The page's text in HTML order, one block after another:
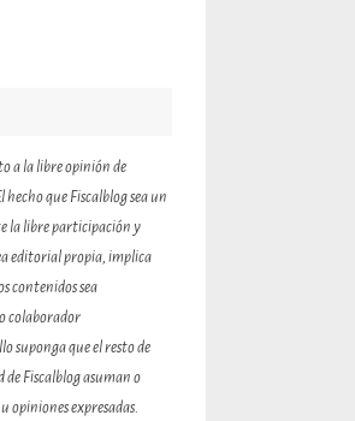
a la libre opinión de
que Fiscalblog sea un
la libre participación y
editorial propia, implica
contenidos sea
colaborador
suponga que el resto de
Fiscalblog asuman o
opiniones expresadas.